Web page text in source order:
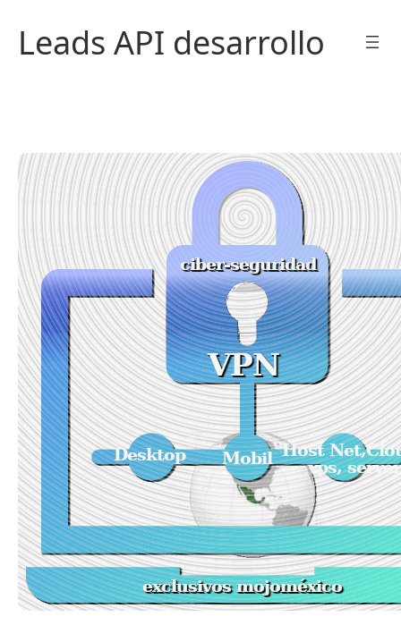
contenido
Leads API desarrollo